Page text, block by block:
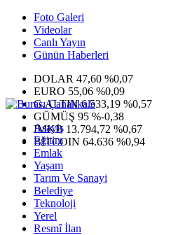
Foto Galeri
Videolar
Canlı Yayın
Günün Haberleri
DOLAR 47,60 %0,07
EURO 55,06 %0,09
G.ALTIN6.533,19 %0,57
GÜMÜŞ 95 %-0,38
IMKB 13.794,72 %0,67
BITCOIN 64.636 %0,94
Asayiş
Eğitim
Emlak
Yaşam
Tarım Ve Sanayi
Belediye
Teknoloji
Yerel
Resmî İlan